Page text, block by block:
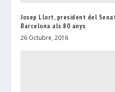
Josep Llort, president del
Barcelona als 80 anys
26 Octubre, 2016